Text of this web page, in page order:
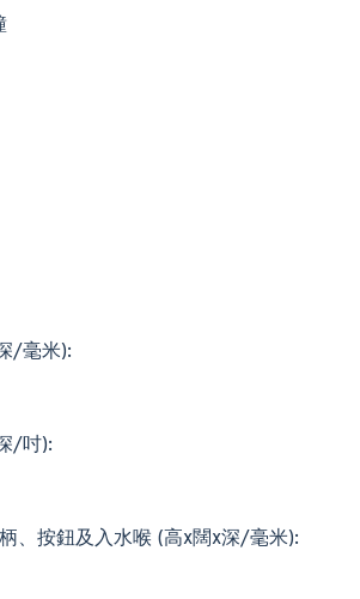
/毫米):
/吋):
、按鈕及入水喉 (高x闊x深/毫米):